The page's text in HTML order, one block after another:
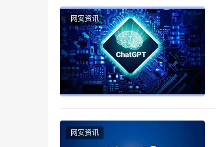
网安资讯
网安资讯